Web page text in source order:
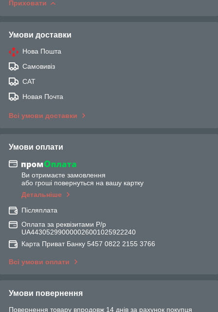
Приховати
Умови доставки
Нова Пошта
Самовивіз
САТ
Новая Почта
Всі умови доставки
Умови оплати
Ви отримаєте замовлення
або гроші повернуться на вашу картку
Детальніше
Післяплата
Оплата за реквізитами Р/р
UA443052990000026001025922240
Карта Приват Банку 5457 0822 2155 3766
Всі умови оплати
Умови повернення
Повернення товару впродовж 14 днів за рахунок покупця